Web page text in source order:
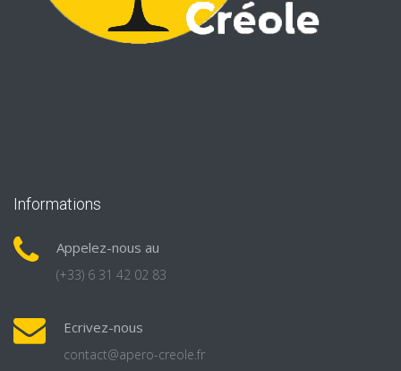
Informations
Appelez-nous au
(+33) 6 31 42 02 83
Ecrivez-nous
contact@apero-creole.fr